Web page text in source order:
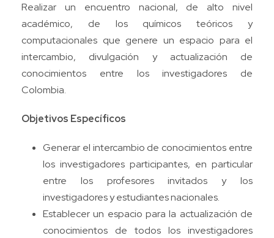
Realizar un encuentro nacional, de alto nivel
académico, de los químicos teóricos y
computacionales que genere un espacio para el
intercambio, divulgación y actualización de
conocimientos entre los investigadores de
Colombia.
Objetivos Específicos
Generar el intercambio de conocimientos entre
los investigadores participantes, en particular
entre los profesores invitados y los
investigadores y estudiantes nacionales.
Establecer un espacio para la actualización de
conocimientos de todos los investigadores